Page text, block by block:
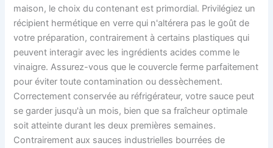
maison, le choix du contenant est primordial. Privilégiez un
récipient hermétique en verre qui n'altérera pas le goût de
votre préparation, contrairement à certains plastiques qui
peuvent interagir avec les ingrédients acides comme le
vinaigre. Assurez-vous que le couvercle ferme parfaitement
pour éviter toute contamination ou dessèchement.
Correctement conservée au réfrigérateur, votre sauce peut
se garder jusqu'à un mois, bien que sa fraîcheur optimale
soit atteinte durant les deux premières semaines.
Contrairement aux sauces industrielles bourrées de